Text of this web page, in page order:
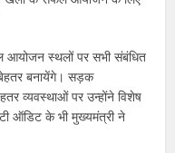
आयोजन स्थलों पर सभी संबंधित
बेहतर बनायेंगे। सड़क
व्यवस्थाओं पर उन्होंने विशेष
ऑडिट के भी मुख्यमंत्री ने